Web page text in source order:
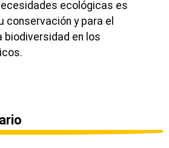
ecológicas es
conservación y para el
biodiversidad en los